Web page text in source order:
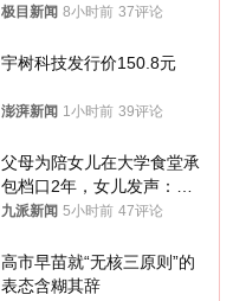
登：“我可不想他像拜登一
极目新闻 8小时前 37评论
宇树科技发行价150.8元
澎湃新闻 1小时前 39评论
父母为陪女儿在大学食堂承
包档口2年，女儿发声：初
衷是为了陪伴，毕业后将不
九派新闻 5小时前 47评论
高市早苗就“无核三原则”的
表态含糊其辞